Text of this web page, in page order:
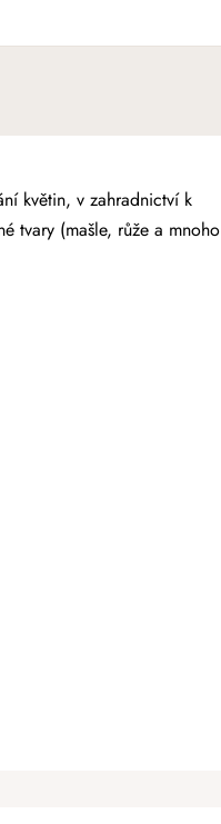
květin, v zahradnictví k
tvary (mašle, růže a mnoho